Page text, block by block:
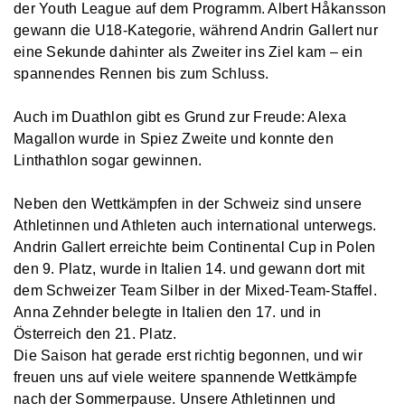
der Youth League auf dem Programm. Albert Håkansson
gewann die U18-Kategorie, während Andrin Gallert nur
eine Sekunde dahinter als Zweiter ins Ziel kam – ein
spannendes Rennen bis zum Schluss.
Auch im Duathlon gibt es Grund zur Freude: Alexa
Magallon wurde in Spiez Zweite und konnte den
Linthathlon sogar gewinnen.
Neben den Wettkämpfen in der Schweiz sind unsere
Athletinnen und Athleten auch international unterwegs.
Andrin Gallert erreichte beim Continental Cup in Polen
den 9. Platz, wurde in Italien 14. und gewann dort mit
dem Schweizer Team Silber in der Mixed-Team-Staffel.
Anna Zehnder belegte in Italien den 17. und in
Österreich den 21. Platz.
Die Saison hat gerade erst richtig begonnen, und wir
freuen uns auf viele weitere spannende Wettkämpfe
nach der Sommerpause. Unsere Athletinnen und